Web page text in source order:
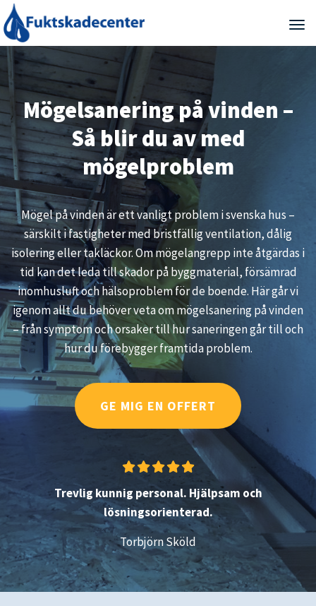
Mögelsanering på vinden –
Så blir du av med
mögelproblem
Mögel på vinden är ett vanligt problem i svenska hus –
särskilt i fastigheter med bristfällig ventilation, dålig
isolering eller takläckor. Om mögelangrepp inte åtgärdas i
tid kan det leda till skador på byggmaterial, försämrad
inomhusluft och hälsoproblem för de boende. Här går vi
igenom allt du behöver veta om mögelsanering på vinden
– från symptom och orsaker till hur saneringen går till och
hur du förebygger framtida problem.
GE MIG EN OFFERT
Trevlig kunnig personal. Hjälpsam och
lösningsorienterad.
Torbjörn Sköld